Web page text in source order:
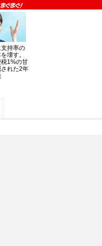
持率の
壊す。
1%の甘
れた2年